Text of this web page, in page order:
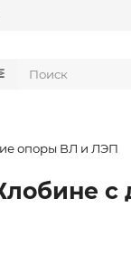
опоры ВЛ и ЛЭП
с